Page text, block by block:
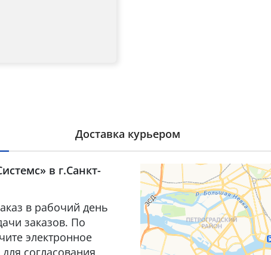
Доставка курьером
в г.Санкт-
в рабочий день
заказов. По
электронное
согласования